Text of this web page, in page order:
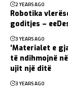
2 YEARS AGO
Robotika
goditjes –
3 YEARS AGO
‘Materialet e
të ndihmojnë
ujit një ditë
3 YEARS AGO